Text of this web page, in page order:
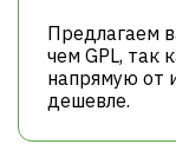
Предлагаем
чем GPL, так
напрямую от
дешевле.